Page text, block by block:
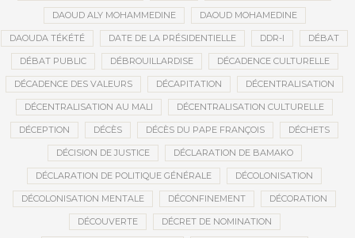
DAOUD ALY MOHAMMEDINE DAOUD MOHAMEDINE
DAOUDA TÉKÉTÉ DATE DE LA PRÉSIDENTIELLE DDR-I DÉBAT
DÉBAT PUBLIC DÉBROUILLARDISE DÉCADENCE CULTURELLE
DÉCADENCE DES VALEURS DÉCAPITATION DÉCENTRALISATION
DÉCENTRALISATION AU MALI DÉCENTRALISATION CULTURELLE
DÉCEPTION DÉCÈS DÉCÈS DU PAPE FRANÇOIS DÉCHETS
DÉCISION DE JUSTICE DÉCLARATION DE BAMAKO
DÉCLARATION DE POLITIQUE GÉNÉRALE DÉCOLONISATION
DÉCOLONISATION MENTALE DÉCONFINEMENT DÉCORATION
DÉCOUVERTE DÉCRET DE NOMINATION